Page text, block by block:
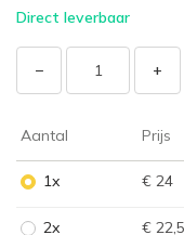
Direct leverbaar
− +
Aantal Prijs
1x € 24
2x €